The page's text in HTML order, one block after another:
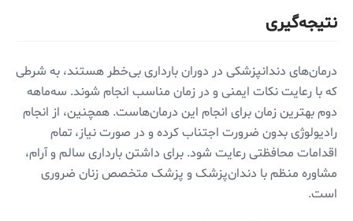
نتیجه‌گیری
درمان‌های دندانپزشکی در دوران بارداری بی‌خطر هستند، به شرطی
که با رعایت نکات ایمنی و در زمان مناسب انجام شوند. سه‌ماهه
دوم بهترین زمان برای انجام این درمان‌هاست. همچنین، از انجام
رادیولوژی بدون ضرورت اجتناب کرده و در صورت نیاز، تمام
اقدامات محافظتی رعایت شود. برای داشتن بارداری سالم و آرام،
مشاوره منظم با دندان‌پزشک و پزشک متخصص زنان ضروری
است.